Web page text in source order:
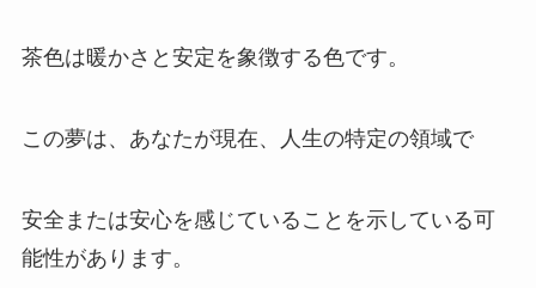
茶色は暖かさと安定を象徴する色です。
この夢は、あなたが現在、人生の特定の領域で
安全または安心を感じていることを示している可
能性があります。